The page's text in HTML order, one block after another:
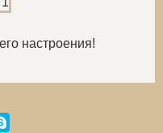
настроения!